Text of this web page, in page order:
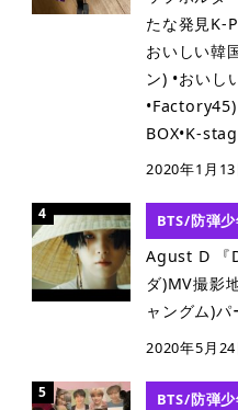
たな発見K-
おいしい韓
ン) •おいし
BOX•K-
2020年1月13
BTS/防弾
Agust D 『
ダ)MV撮影
ャングム)パ
2020年5月24
BTS/防弾